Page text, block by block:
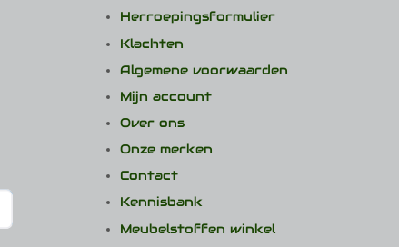
Herroepingsformulier
Klachten
Algemene voorwaarden
Mijn account
Over ons
Onze merken
Contact
Kennisbank
Meubelstoffen winkel